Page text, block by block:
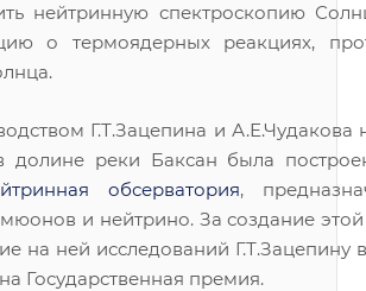
нейтринную спектроскопию
о термоядерных реакциях,
Г.Т.Зацепина и А.Е.Чудакова
долине реки Баксан была
обсерватория,
и нейтрино. За создание
на ней исследований Г.Т.Зацепину
Государственная премия.